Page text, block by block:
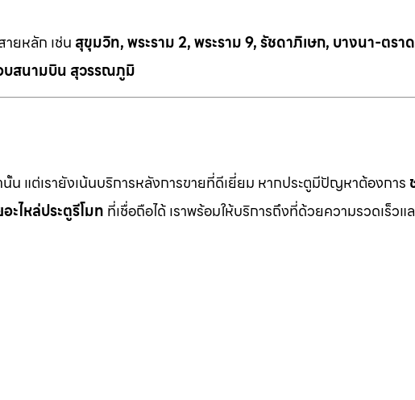
ยหลัก เช่น สุขุมวิท, พระราม 2, พระราม 9, รัชดาภิเษก, บางนา-ตรา
บสนามบิน สุวรรณภูมิ
นั้น แต่เรายังเน้นบริการหลังการขายที่ดีเยี่ยม หากประตูมีปัญหาต้องการ
ะไหล่ประตูรีโมท ที่เชื่อถือได้ เราพร้อมให้บริการถึงที่ด้วยความรวดเร็วแ